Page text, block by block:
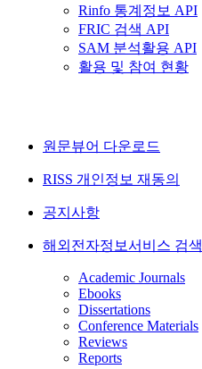
Rinfo 통계정보 API
FRIC 검색 API
SAM 분석활용 API
활용 및 참여 현황
원문뷰어 다운로드
RISS 개인정보 재동의
공지사항
해외전자정보서비스 검색
Academic Journals
Ebooks
Dissertations
Conference Materials
Reviews
Reports